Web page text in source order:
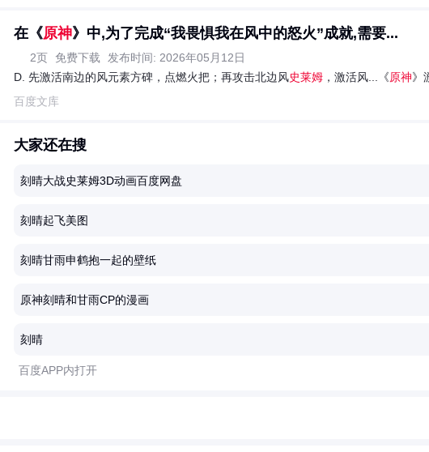
在《原神》中,为了完成“我畏惧我在风中的怒火”成就,需要...
2页 免费下载
发布时间: 2026年05月12日
D. 先激活南边的风元素方碑，点燃火把；再攻击北边风史莱姆 ，激活风...《原神》
百度文库
大家还在搜
刻晴大战史莱姆3D动画百度网盘
刻晴起飞美图
刻晴甘雨申鹤抱一起的壁纸
原神刻晴和甘雨CP的漫画
刻晴
百度APP内打开